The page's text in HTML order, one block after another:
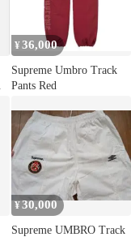
¥ 36,000
Supreme Umbro Track
Pants Red
¥30,000
Supreme UMBRO Track